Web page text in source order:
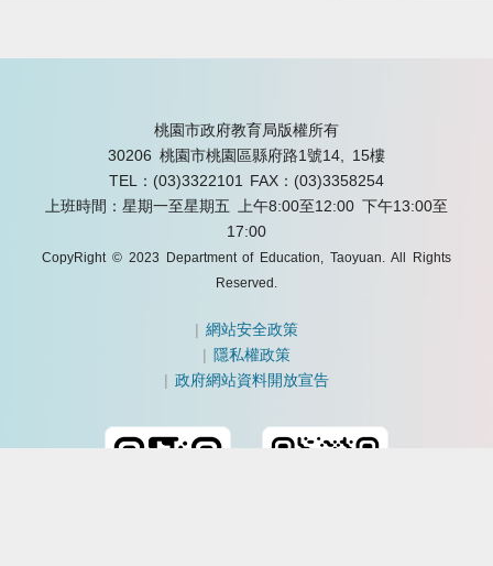
桃園市政府教育局版權所有
30206 桃園市桃園區縣府路1號14, 15樓
TEL：(03)3322101
FAX：(03)3358254
上班時間：星期一至星期五 上午8:00至12:00 下午13:00至
17:00
CopyRight © 2023 Department of Education, Taoyuan. All Rights
Reserved.
|網站安全政策
| 隱私權政策
|政府網站資料開放宣告